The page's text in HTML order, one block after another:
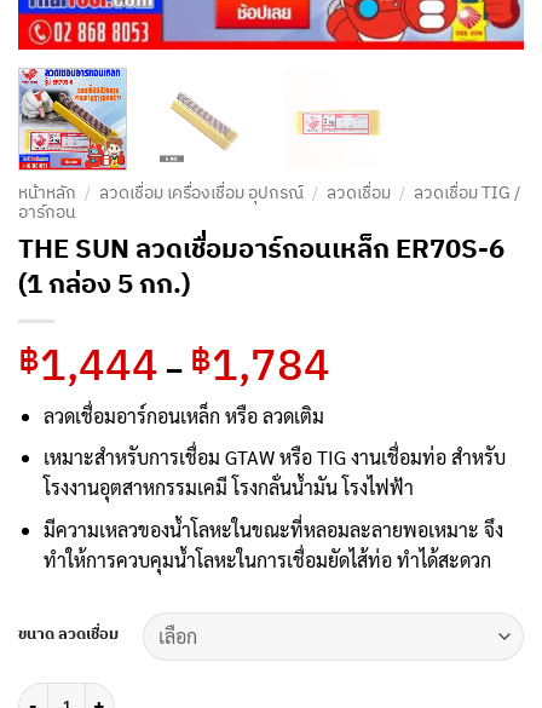
หน้าหลัก / ลวดเชื่อม เครื่องเชื่อม อุปกรณ์ / ลวดเชื่อม / ลวดเชื่อม TIG /
อาร์กอน
THE SUN ลวดเชื่อมอาร์กอนเหล็ก ER70S-6
(1 กล่อง 5 กก.)
฿1,444 – ฿1,784
through
฿1,784
ลวดเชื่อมอาร์กอนเหล็ก หรือ ลวดเติม
เหมาะสำหรับการเชื่อม GTAW หรือ TIG งานเชื่อมท่อ สำหรับ
โรงงานอุตสาหกรรมเคมี โรงกลั่นน้ำมัน โรงไฟฟ้า
มีความเหลวของน้ำโลหะในขณะที่หลอมละลายพอเหมาะ จึง
ทำให้การควบคุมน้ำโลหะในการเชื่อมยัดไส้ท่อ ทำได้สะดวก
ขนาด ลวดเชื่อม
จำนวน THE SUN ลวดเชื่อมอาร์กอนเหล็ก ER70S-6 (1 กล่อง 5 กก.) ชิ้น